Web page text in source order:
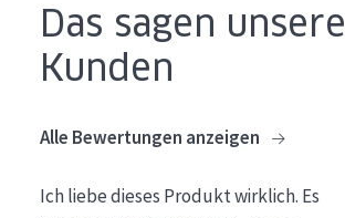
Nachtcreme
Augencreme
Das sagen unsere
Kunden
Alle Bewertungen anzeigen
Ich liebe dieses Produkt wirklich. Es